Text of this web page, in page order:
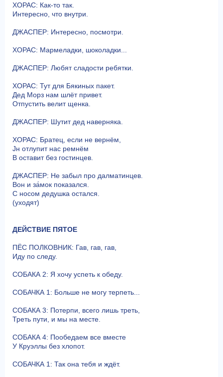
ХОРАС: Как-то так.
Интересно, что внутри.
ДЖАСПЕР: Интересно, посмотри.
ХОРАС: Мармеладки, шоколадки...
ДЖАСПЕР: Любят сладости ребятки.
ХОРАС: Тут для Бякиных пакет.
Дед Морз нам шлёт привет.
Отпустить велит щенка.
ДЖАСПЕР: Шутит дед наверняка.
ХОРАС: Братец, если не вернём,
Jн отлупит нас ремнём
B оставит без гостинцев.
ДЖАСПЕР: Не забыл про далматинцев.
Вон и за́мок показался.
С носом дедушка остался.
(уходят)
ДЕЙСТВИЕ ПЯТОЕ
ПЁС ПОЛКОВНИК: Гав, гав, гав,
Иду по следу.
СОБАКА 2: Я хочу успеть к обеду.
СОБАЧКА 1: Больше не могу терпеть...
СОБАКА 3: Потерпи, всего лишь треть,
Треть пути, и мы на месте.
СОБАКА 4: Пообедаем все вместе
У Круэллы без хлопот.
СОБАЧКА 1: Так она тебя и ждёт.